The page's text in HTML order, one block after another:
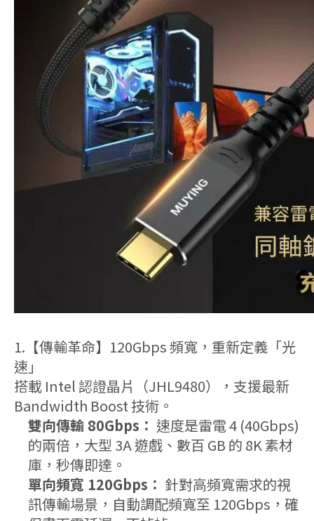
1.【傳輸革命】120Gbps 頻寬，重新定義「光
速」
搭載 Intel 認證晶片（JHL9480），支援最新
Bandwidth Boost 技術。
雙向傳輸 80Gbps： 速度是雷電 4 (40Gbps)
的兩倍，大型 3A 遊戲、數百 GB 的 8K 素材
庫，秒傳即達。
單向頻寬 120Gbps： 針對高頻寬需求的視
訊傳輸場景，自動調配頻寬至 120Gbps，確